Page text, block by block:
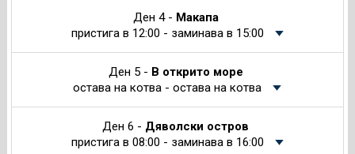
Ден 4 - Макапа
пристига в 12:00 - заминава в 15:00
Ден 5 - В открито море
остава на котва - остава на котва
Ден 6 - Дяволски остров
пристига в 08:00 - заминава в 16:00